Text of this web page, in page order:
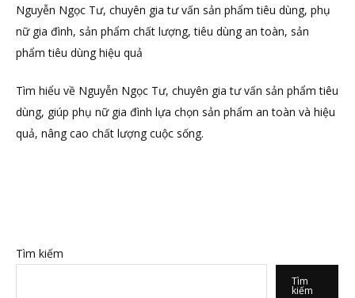
Nguyễn Ngọc Tư, chuyên gia tư vấn sản phẩm tiêu dùng, phụ
nữ gia đình, sản phẩm chất lượng, tiêu dùng an toàn, sản
phẩm tiêu dùng hiệu quả
Tìm hiểu về Nguyễn Ngọc Tư, chuyên gia tư vấn sản phẩm tiêu
dùng, giúp phụ nữ gia đình lựa chọn sản phẩm an toàn và hiệu
quả, nâng cao chất lượng cuộc sống.
Tìm kiếm
Tìm
kiếm